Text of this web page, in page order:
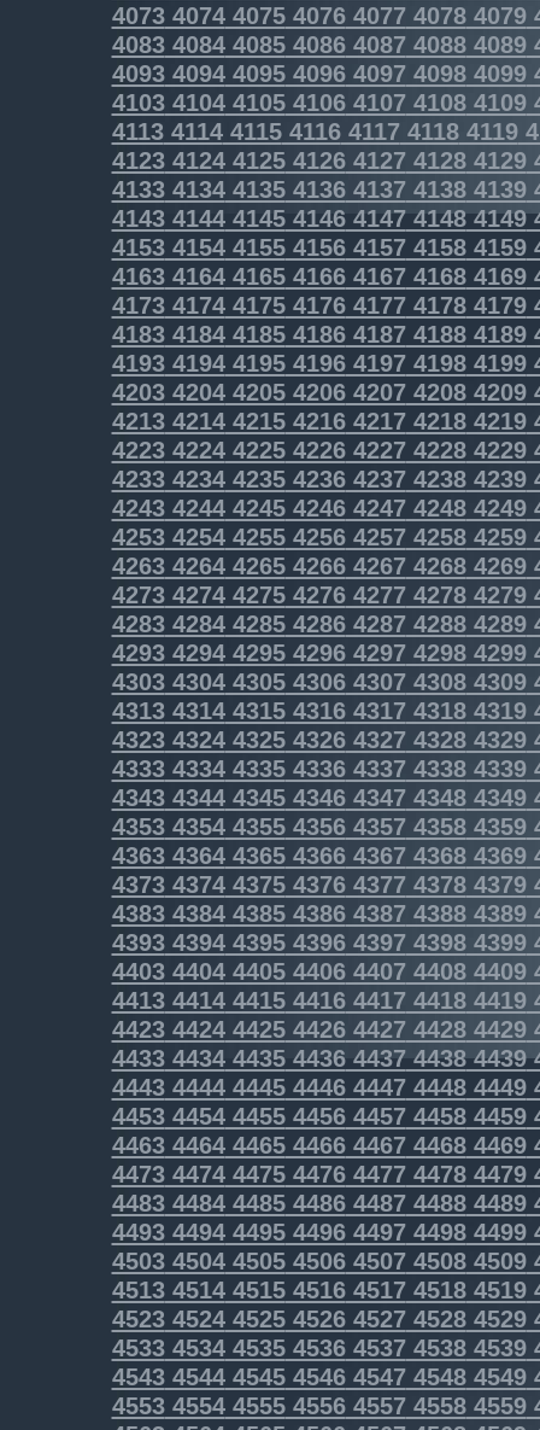
40734074407540764077 40784079
40834084408540864087 40884089
40934094409540964097 40984099
41034104410541064107 41084109
41134114411541164117 41184119
41234124412541264127 41284129
41334134413541364137 41384139
4143414441454146414741484149
4153415441554156415741584159
4163416441654166416741684169
4173417441754176417741784179
4183418441854186418741884189
4193419441954196419741984199
4203420442054206420742084209
4213421442154216421742184219
4223422442254226422742284229
4233423442354236423742384239
4243424442454246424742484249
4253425442554256425742584259
4263426442654266426742684269
4273427442754276427742784279
4283428442854286428742884289
4293429442954296429742984299
4303430443054306430743084309
43134314431543164317 43184319
43234324432543264327 43284329
43334334433543364337 43384339
4343434443454346434743484349
4353435443554356435743584359
43634364436543664367 43684369
43734374437543764377 43784379
43834384438543864387 43884389
43934394439543964397 43984399
44034404440544064407 44084409
44134414441544164417 44184419
44234424442544264427 44284429
4433443444354436443744384439
4443444444454446444744484449
4453445444554456445744584459
4463446444654466446744684469
4473447444754476447744784479
4483448444854486448744884489
4493449444954496449744984499
4503450445054506450745084509
4513451445154516451745184519
4523452445254526452745284529
4533453445354536453745384539
4543454445454546454745484549
4553455445554556455745584559